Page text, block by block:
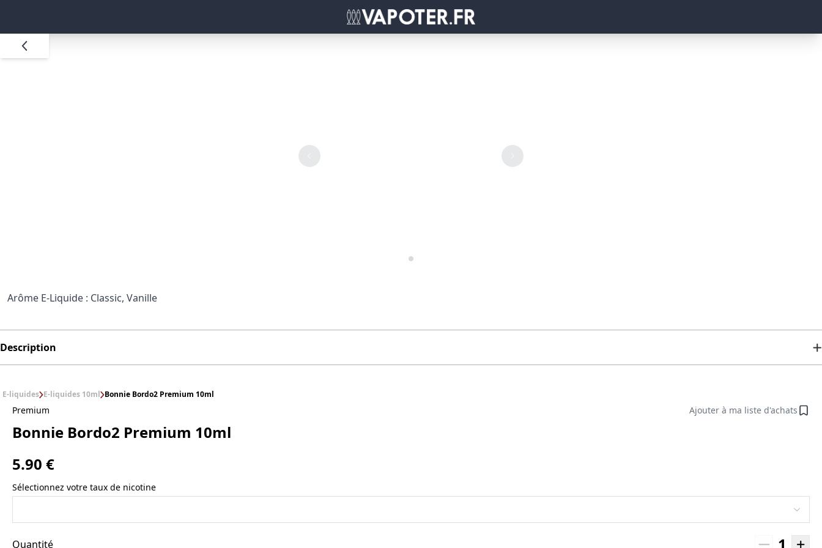
Arôme E-Liquide : Classic, Vanille
Description
E-liquides E-liquides 10ml Bonnie Bordo2 Premium 10ml
Premium Ajouter à ma liste d'achats
Bonnie Bordo2 Premium 10ml
5.90 €
Sélectionnez votre taux de nicotine
Quantité